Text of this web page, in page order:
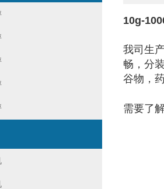
10g-
我司生
畅，分
谷物，
需要了